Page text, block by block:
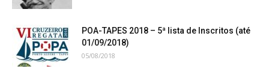
POA-TAPES 2018 – 5ª lista de Inscritos (até
01/09/2018)
05/08/2018